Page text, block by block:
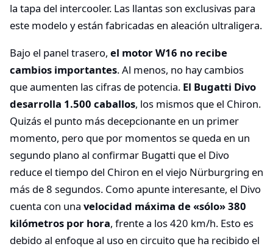
la tapa del intercooler. Las llantas son exclusivas para
este modelo y están fabricadas en aleación ultraligera.
Bajo el panel trasero, el motor W16 no recibe
cambios importantes. Al menos, no hay cambios
que aumenten las cifras de potencia. El Bugatti Divo
desarrolla 1.500 caballos, los mismos que el Chiron.
Quizás el punto más decepcionante en un primer
momento, pero que por momentos se queda en un
segundo plano al confirmar Bugatti que el Divo
reduce el tiempo del Chiron en el viejo Nürburgring en
más de 8 segundos. Como apunte interesante, el Divo
cuenta con una velocidad máxima de «sólo» 380
kilómetros por hora, frente a los 420 km/h. Esto es
debido al enfoque al uso en circuito que ha recibido el